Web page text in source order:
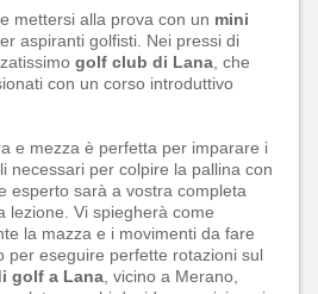
mettersi alla prova con un mini
aspiranti golfisti. Nei pressi di
golf club di Lana , che
con un corso introduttivo
e mezza è perfetta per imparare i
necessari per colpire la pallina con
esperto sarà a vostra completa
lezione. Vi spiegherà come
la mazza e i movimenti da fare
per eseguire perfette rotazioni sul
golf a Lana , vicino a Merano,